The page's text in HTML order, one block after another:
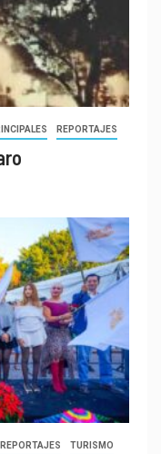
REPORTAJES
REPORTAJES TURISMO